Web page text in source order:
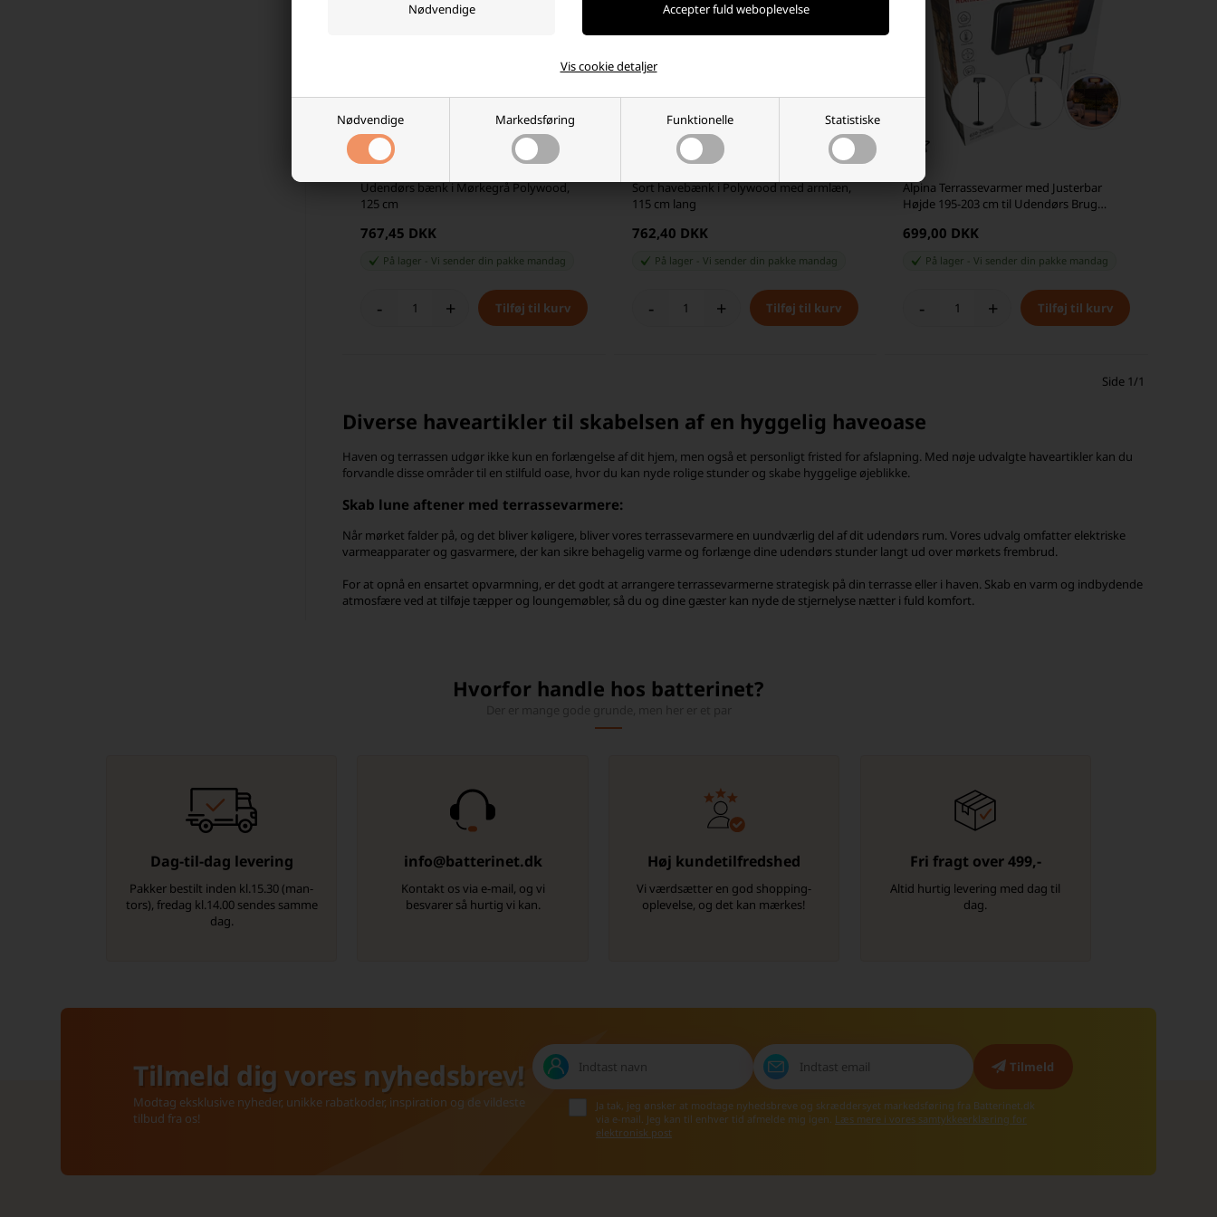
Nødvendige Markedsføring Funktionelle Statistiske
Vis cookie detaljer
Udendørs bænk i Mørkegrå Polywood,
125 cm
767,45 DKK
På lager -Vi sender din pakke mandag
- +
Sort havebænk i Polywood med armlæn,
115 cm lang
762,40 DKK
På lager Vi sender din pakke mandag
- +
Alpina Terrassevarmer med Justerbar
Højde 195-203 cm til Udendørs Brug
699,00 DKK
På lager -Vi sender din pakke mandag
- +
Side 1/1
Diverse haveartikler til skabelsen af en hyggelig haveoase
Haven og terrassen udgør ikke kun en forlængelse af dit hjem, men også et personligt fristed for afslapning. Med nøje udvalgte haveartikler kan du
forvandle disse områder til en stilfuld oase, hvor du kan nyde rolige stunder og skabe hyggelige øjeblikke.
Skab lune aftener med terrassevarmere:
Når mørket falder på, og det bliver køligere, bliver vores terrassevarmere en uundværlig del af dit udendørs rum. Vores udvalg omfatter elektriske
varmeapparater og gasvarmere, der kan sikre behagelig varme og forlænge dine udendørs stunder langt ud over mørkets frembrud.
For at opnå en ensartet opvarmning, er det godt at arrangere terrassevarmerne strategisk på din terrasse eller i haven. Skab en varm og indbydende
atmosfære ved at tilføje tæpper og loungemøbler, så du og dine gæster kan nyde de stjernelyse nætter i fuld komfort.
Hvorfor handle hos batterinet?
Dag-til-dag levering
Pakker bestilt inden kl.15.30 (man-
tors), fredag kl.14.00 sendes samme
dag.
info@batterinet.dk
Kontakt os via e-mail, og vi
besvarer så hurtig vi kan.
Høj kundetilfredshed
Vi værdsætter en god shopping-
oplevelse, og det kan mærkes!
Fri fragt over 499,-
Altid hurtig levering med dag til
dag.
Tilmeld dig vores nyhedsbrev!
Modtag eksklusive nyheder, unikke rabatkoder, inspiration og de vildeste
tilbud fra os!
Ja tak, jeg ønsker at modtage nyhedsbreve og skræddersyet markedsføring fra Batterinet.dk
via e-mail. Jeg kan til enhver tid afmelde mig igen. Læs mere i vores samtykkeerklæring for
elektronisk post